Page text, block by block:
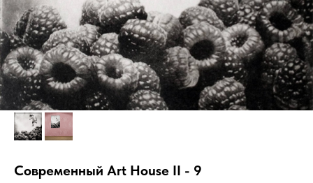
Современный Art House II - 9